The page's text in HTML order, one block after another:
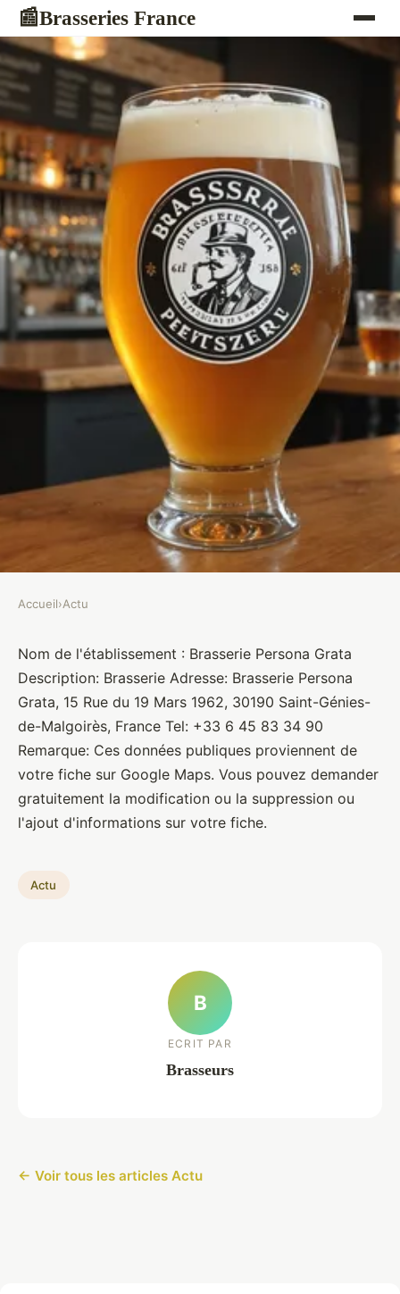
📰Brasseries France
Brasserie Persona Grata
Brasseurs •27 janvier 2022•1 min de lecture
Accueil›Actu
Nom de l'établissement : Brasserie Persona Grata
Description: Brasserie Adresse: Brasserie Persona
Grata, 15 Rue du 19 Mars 1962, 30190 Saint-Génies-
de-Malgoirès, France Tel: +33 6 45 83 34 90
Remarque: Ces données publiques proviennent de
votre fiche sur Google Maps. Vous pouvez demander
gratuitement la modification ou la suppression ou
l'ajout d'informations sur votre fiche.
Actu
B
ECRIT PAR
Brasseurs
← Voir tous les articles Actu